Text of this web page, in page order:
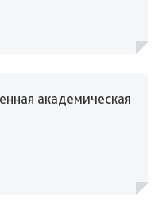
академическая